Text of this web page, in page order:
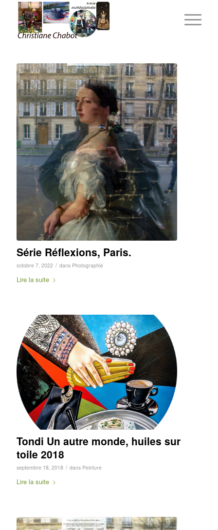
Série Réflexions, Paris.
octobre 7, 2022 / dans Photographie
Lire la suite
Tondi Un autre monde, huiles sur
toile 2018
septembre 18, 2018 / dans Peinture
Lire la suite